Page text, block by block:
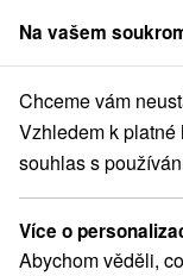
člen skupinySorger
Stredné
Penzión
Leštiny
Na vašem
Chceme vám
Vzhledem k
souhlas s
Více o
Abychom věděli,